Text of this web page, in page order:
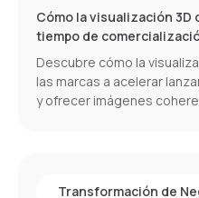
Cómo la visualización 3D
tiempo de
Descubre cómo la
las marcas a acelerar
y ofrecer imágenes
Transformación de